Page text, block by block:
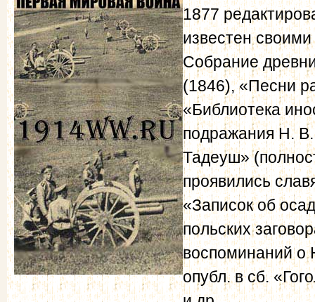
1877
известен
Собрание
(1846), «Песни
«Библиотека
подражания Н.
Тадеуш»
проявились
«Записок об
польских
воспоминаний о
опубл. в сб.